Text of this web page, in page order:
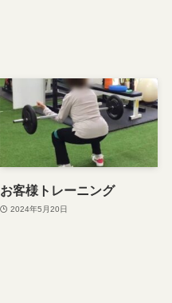
お客様トレーニング
2024年5月20日